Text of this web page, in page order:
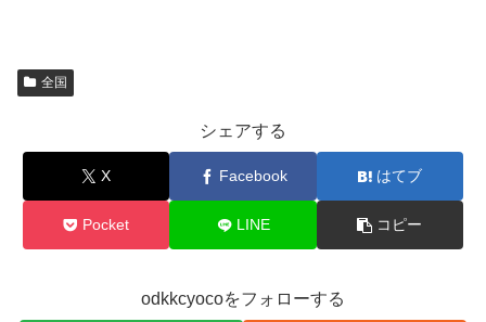
全国
シェアする
X Facebook はてブ
Pocket LINE コピー
odkkcyocoをフォローする